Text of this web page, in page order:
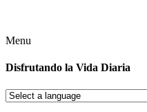
Menu
Disfrutando la Vida Diaria